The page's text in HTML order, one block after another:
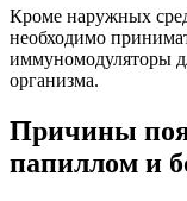
Кроме наружных
необходимо
иммуномодуляторы
организма.
Причины
папиллом и